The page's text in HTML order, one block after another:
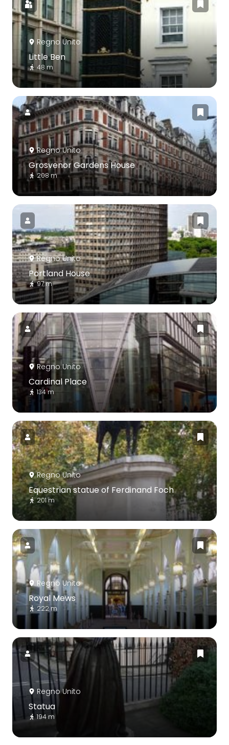
Regno Unito
Little Ben
48 m
Regno Unito
Grosvenor Gardens House
208 m
Regno Unito
Portland House
97 m
Regno Unito
Cardinal Place
134 m
Regno Unito
Equestrian statue of Ferdinand Foch
201 m
Regno Unito
Royal Mews
222 m
Regno Unito
Statua
194 m